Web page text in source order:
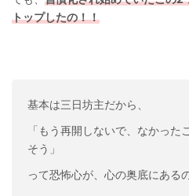
トップしたの！！
基本は三日坊主だから、
「もう再開しないで、なかった
そう」
って恐怖心が、心の奥底にあるの